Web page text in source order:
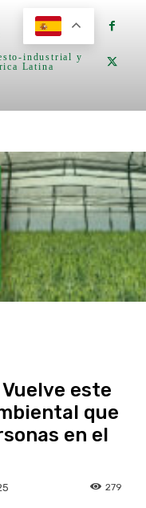
industrial y
Latina
este
que
en el
279